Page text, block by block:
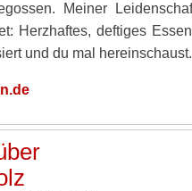
Meiner
Herzhaftes, deftiges
und du mal hereinschaust.